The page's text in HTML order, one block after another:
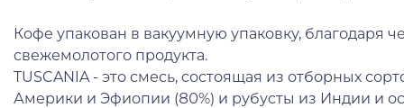
Кофе упакован в вакуумную упаковку, благодаря
свежемолотого продукта.
TUSCANIA - это смесь, состоящая из отборных
Америки и Эфиопии (80%) и рубусты из Индии и